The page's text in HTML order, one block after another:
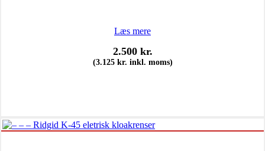
Læs mere
2.500 kr.
(3.125 kr. inkl. moms)